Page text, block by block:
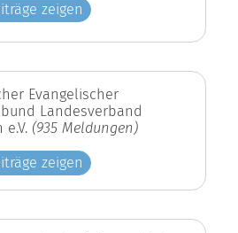
zeigen
Evangelischer
Landesverband
e.V. (935 Meldungen)
zeigen